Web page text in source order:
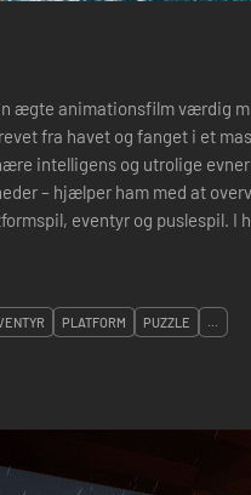
ægte animationsfilm værdig
fra havet og fanget i et
intelligens og utrolige
– hjælper ham med at
eventyr og puslespil. I
PLATFORM PUZZLE ...